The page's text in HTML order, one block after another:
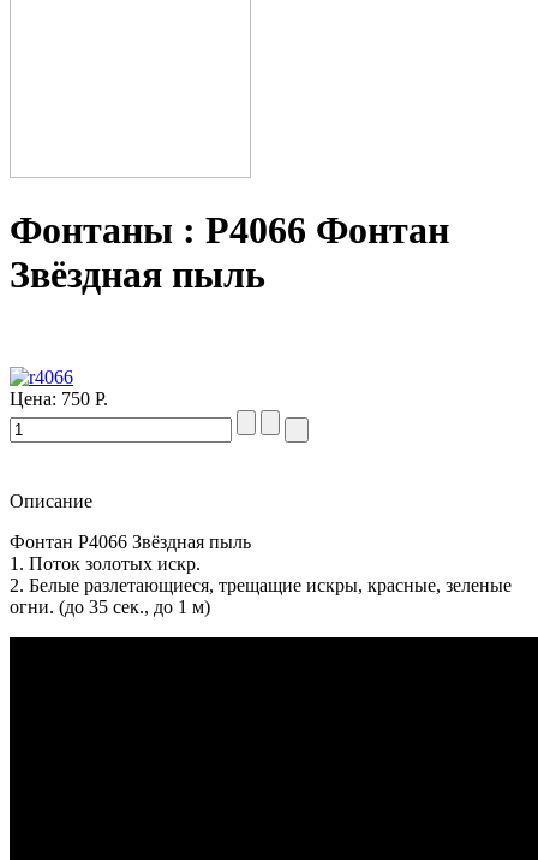
Фонтаны : P4066 Фонтан
Звёздная пыль
Цена: 750 Р.
Описание
Фонтан P4066 Звёздная пыль
1. Поток золотых искр.
2. Белые разлетающиеся, трещащие искры, красные, зеленые
огни. (до 35 сек., до 1 м)